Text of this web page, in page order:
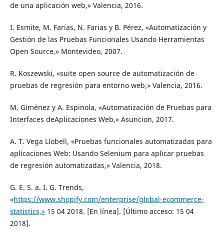
de una aplicación web,» Valencia, 2016.
I. Esmite, M. Farías, N. Farias y B. Pérez, «Automatización y
Gestión de las Pruebas Funcionales Usando Herramientas
Open Source,» Montevideo, 2007.
R. Koszewski, «suite open source de automatización de
pruebas de regresión para entorno web,» Valencia, 2016.
M. Giménez y A. Espinola, «Automatización de Pruebas para
Interfaces deAplicaciones Web,» Asuncion, 2017.
A. T. Vega Llobell, «Pruebas funcionales automatizadas para
aplicaciones Web: Usando Selenium para aplicar pruebas
de regresión automatizadas,» Valencia, 2018.
G. E. S. a. I. G. Trends,
«https://www.shopify.com/enterprise/global-ecommerce-
statistics,»15 04 2018. [En línea]. [Último acceso: 15 04
2018].